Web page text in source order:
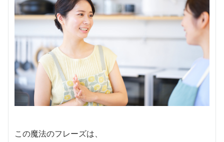
この魔法のフレーズは、